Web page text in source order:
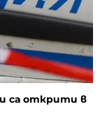
са открити в